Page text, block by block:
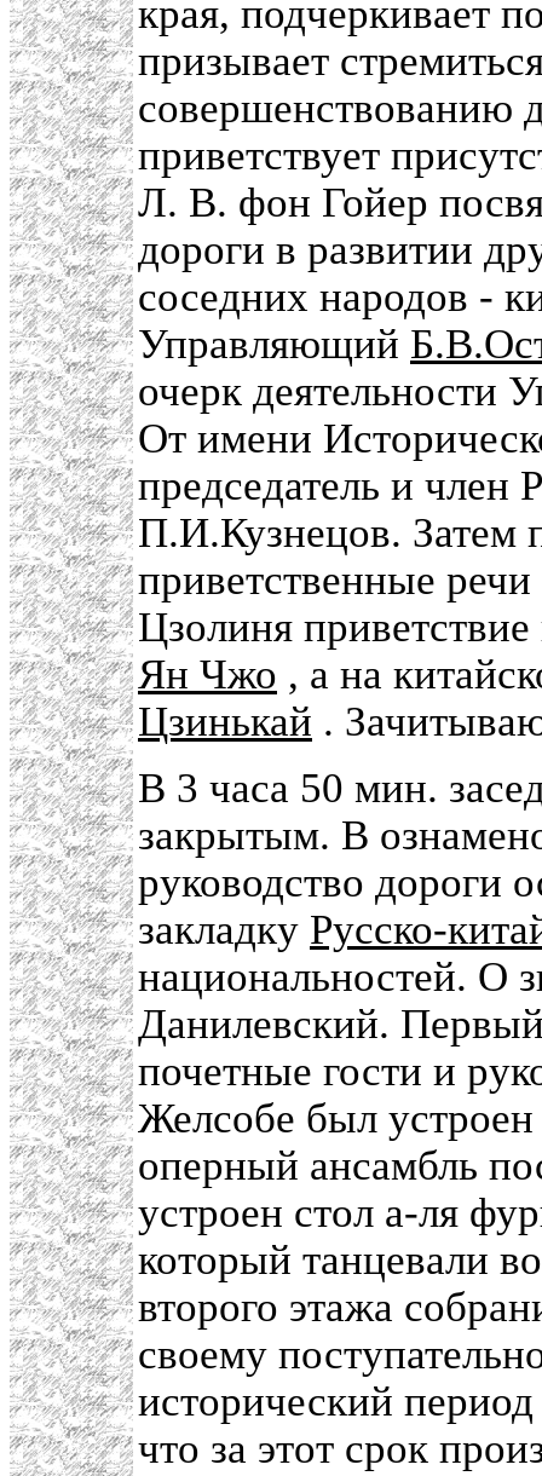
края, подчеркивает
призывает
совершенствованию
приветствует
Л. В. фон Гойер
дороги в развитии
соседних народов -
Управляющий
очерк деятельности
От имени
председатель и член
П.И.Кузнецов. Затем
приветственные
Цзолиня
Ян Чжо , а на
Цзинькай .
В 3 часа 50 мин.
закрытым. В
руководство дороги
закладку Русско-
национальностей. О
Данилевский.
почетные гости и
Желсобе был устроен
оперный ансамбль
устроен стол а-ля
который танцевали
второго этажа
своему
исторический
что за этот срок